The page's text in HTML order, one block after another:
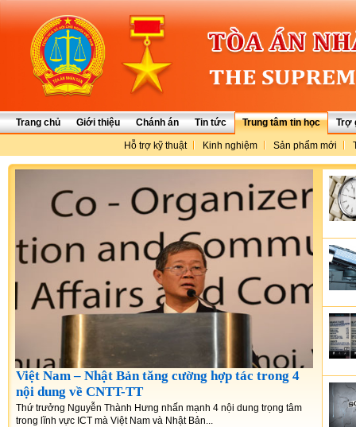
Trang chủ Giới thiệu Chánh án Tin tức Trung tâm tin học
Hỗ trợ kỹ thuật Kinh nghiệm Sản phẩm mới
Trợ
Việt Nam – Nhật Bản tăng cường hợp tác trong 4
nội dung về CNTT-TT
Thứ trưởng Nguyễn Thành Hưng nhấn mạnh 4 nội dung trọng tâm
trong lĩnh vực ICT mà Việt Nam và Nhật Bản...